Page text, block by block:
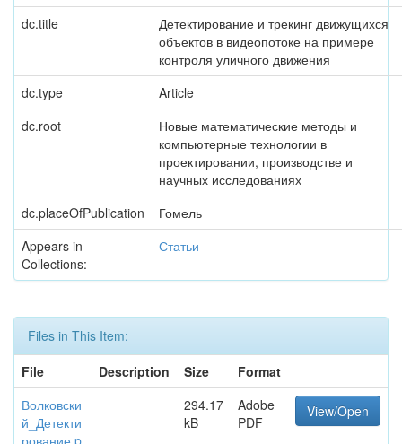
dc.title
Детектирование и трекинг движущихся
объектов в видеопотоке на примере
контроля уличного движения
dc.type
Article
dc.root
Новые математические методы и
компьютерные технологии в
проектировании, производстве и
научных исследованиях
dc.placeOfPublication
Гомель
Appears in
Collections:
Статьи
Files in This Item:
File
Description Size
Format
Волковски
й_Детекти
рование.p
294.17
kB
Adobe
PDF
View/Open